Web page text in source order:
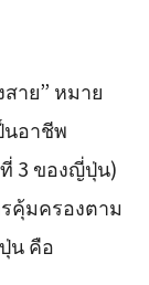
าย” หมาย
นอาชีพ
3 ของญี่ปุ่น)
คุ้มครองตาม
น คือ